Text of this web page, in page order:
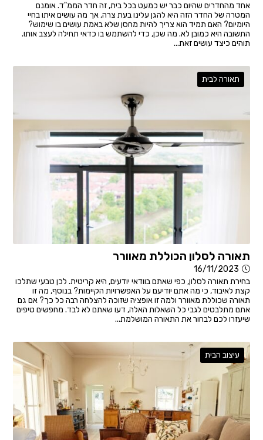
אחד מהחדרים שהיום כבר יש כמעט בכל בית, זה חדר הממ"ד. אומנם
המטרה של החדר הזה היא להגן עלינו בעת צרה, אך מה עושים איתו בחיי
היומיום? האם תמיד הוא צריך להיות מחסן שלא באמת עושים בו שימוש?
התשובה היא כמובן לא. מה שכן, כדי להשתמש בו כדאי תחילה לעצב אותו.
תוהים כיצד עושים זאת...
תאורה לבית
תאורה לסלון הכוללת מאוורר
16/11/2023
בחירת תאורה לסלון, כפי שאתם בוודאי יודעים, היא קריטית. לכן טבעי שתלכו
קצת לאיבוד, כי מה אתם יודיעם על האפשרויות הקיימות? בנוסף, מה זו
תאורה שכוללת מאוורר ולמה זו אופציה שזוכה להצלחה רבה כל כך? אם גם
אתם מתלבטים לגבי כל השאלות האלה, דעו שאתם לא לבד. מחפשים טיפים
שיעזרו לכם לבחור את התאורה המושלמת...
עיצוב הבית